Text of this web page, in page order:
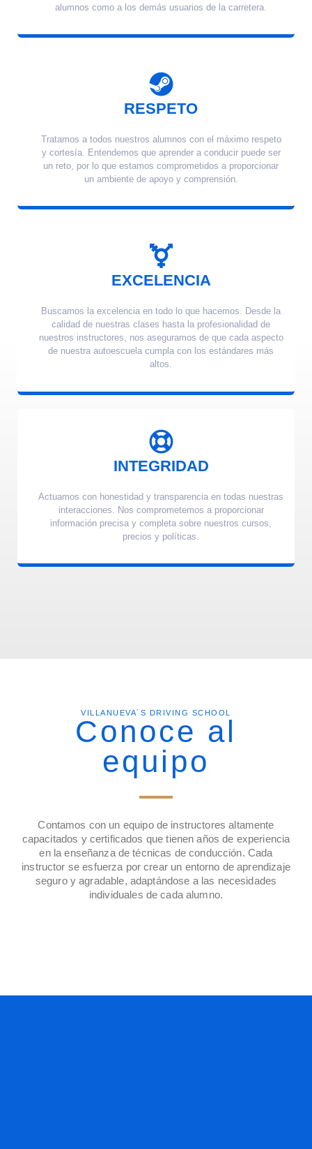
alumnos como a los demás usuarios de la carretera.
RESPETO
Tratamos a todos nuestros alumnos con el máximo respeto
y cortesía. Entendemos que aprender a conducir puede ser
un reto, por lo que estamos comprometidos a proporcionar
un ambiente de apoyo y comprensión.
EXCELENCIA
Buscamos la excelencia en todo lo que hacemos. Desde la
calidad de nuestras clases hasta la profesionalidad de
nuestros instructores, nos aseguramos de que cada aspecto
de nuestra autoescuela cumpla con los estándares más
altos.
INTEGRIDAD
Actuamos con honestidad y transparencia en todas nuestras
interacciones. Nos comprometemos a proporcionar
información precisa y completa sobre nuestros cursos,
precios y políticas.
VILLANUEVA´S DRIVING SCHOOL
Conoce al
equipo
Contamos con un equipo de instructores altamente
capacitados y certificados que tienen años de experiencia
en la enseñanza de técnicas de conducción. Cada
instructor se esfuerza por crear un entorno de aprendizaje
seguro y agradable, adaptándose a las necesidades
individuales de cada alumno.